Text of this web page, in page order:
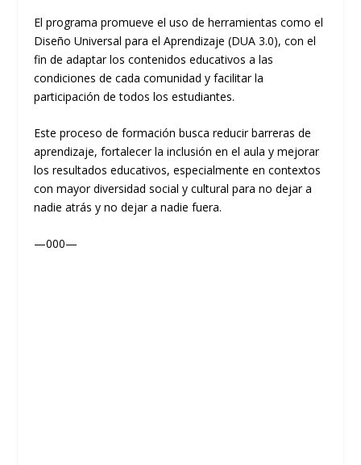
El programa promueve el uso de herramientas como el
Diseño Universal para el Aprendizaje (DUA 3.0), con el
fin de adaptar los contenidos educativos a las
condiciones de cada comunidad y facilitar la
participación de todos los estudiantes.
Este proceso de formación busca reducir barreras de
aprendizaje, fortalecer la inclusión en el aula y mejorar
los resultados educativos, especialmente en contextos
con mayor diversidad social y cultural para no dejar a
nadie atrás y no dejar a nadie fuera.
—000—